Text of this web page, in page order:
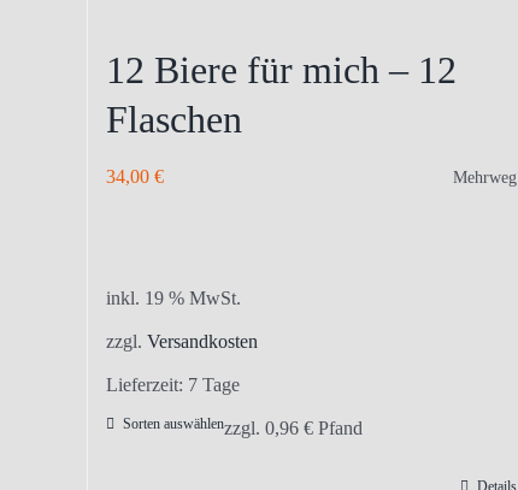
12 Biere für mich – 12
Flaschen
34,00 € Mehrweg
inkl. 19 % MwSt.
zzgl. Versandkosten
Lieferzeit: 7 Tage
Sorten auswählenzzgl. 0,96 € Pfand
Details